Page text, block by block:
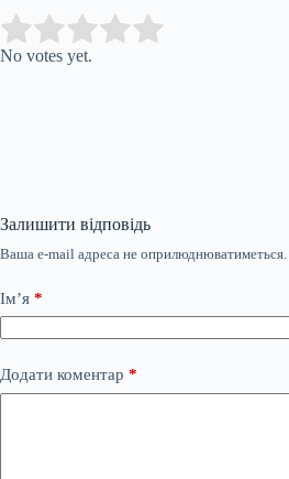
Rate this item:
No votes yet.
Залишити відповідь
Ваша e-mail адреса не оприлюднюватиметься.
Ім’я *
Додати коментар *